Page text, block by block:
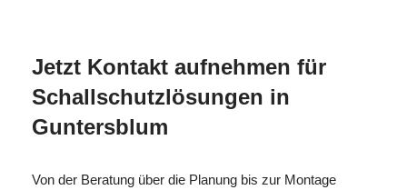
Jetzt Kontakt aufnehmen für
Schallschutzlösungen in
Guntersblum
Von der Beratung über die Planung bis zur Montage